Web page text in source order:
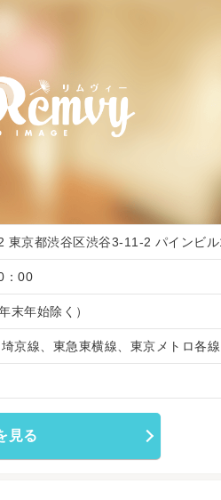
東京都渋谷区渋谷3-11-2 パインビ
：00
末年始除く）
京線、東急東横線、東京メトロ各
見る